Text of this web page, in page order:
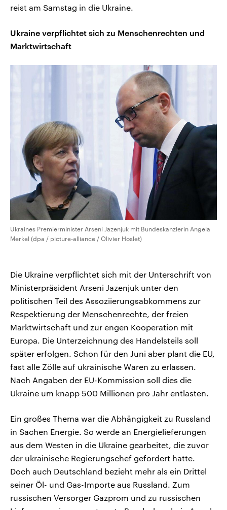
reist am Samstag in die Ukraine.
Ukraine verpflichtet sich zu Menschenrechten und
Marktwirtschaft
Ukraines Premierminister Arseni Jazenjuk mit Bundeskanzlerin Angela
Merkel (dpa / picture-alliance / Olivier Hoslet)
Die Ukraine verpflichtet sich mit der Unterschrift von
Ministerpräsident Arseni Jazenjuk unter den
politischen Teil des Assoziierungsabkommens zur
Respektierung der Menschenrechte, der freien
Marktwirtschaft und zur engen Kooperation mit
Europa. Die Unterzeichnung des Handelsteils soll
später erfolgen. Schon für den Juni aber plant die EU,
fast alle Zölle auf ukrainische Waren zu erlassen.
Nach Angaben der EU-Kommission soll dies die
Ukraine um knapp 500 Millionen pro Jahr entlasten.
Ein großes Thema war die Abhängigkeit zu Russland
in Sachen Energie. So werde an Energielieferungen
aus dem Westen in die Ukraine gearbeitet, die zuvor
der ukrainische Regierungschef gefordert hatte.
Doch auch Deutschland bezieht mehr als ein Drittel
seiner Öl- und Gas-Importe aus Russland. Zum
russischen Versorger Gazprom und zu russischen